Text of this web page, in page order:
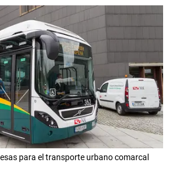
para el transporte urbano comarcal